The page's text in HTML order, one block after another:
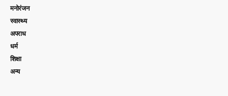
मनोरंजन
स्वास्थ्य
अपराध
धर्म
शिक्षा
अन्य